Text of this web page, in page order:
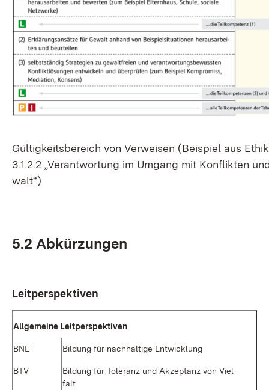
Gül­tig­keits­be­reich von Ver­wei­sen (Bei­spiel aus Ethik
3.1.2.2 „Ver­ant­wor­tung im Um­gang mit Kon­flik­ten
walt“)
5.2 Ab­kür­zun­gen
Leit­per­spek­ti­ven
All­ge­mei­ne Leit­per­spek­ti­ven
BNE Bil­dung für nach­hal­ti­ge Ent­wick­lung
BTV
Bil­dung für To­le­ranz und Ak­zep­tanz von Viel­
falt